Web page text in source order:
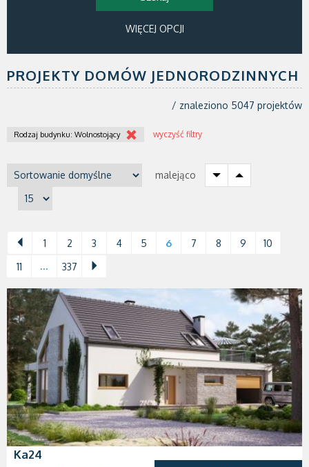
WIĘCEJ OPCJI
PROJEKTY DOMÓW JEDNORODZINNYCH
/ znaleziono 5047 projektów
Rodzaj budynku: Wolnostojący wyczyść filtry
malejąco
1 2 3 4 5 6 7 8 9
10
11
... 337
Ka24